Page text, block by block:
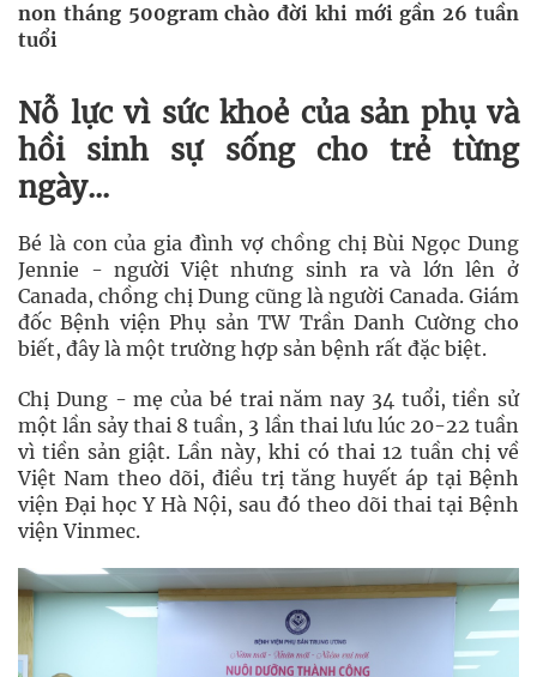
non tháng 500gram chào đời khi mới gần 26 tuần
tuổi
Nỗ lực vì sức khoẻ của sản phụ và
hồi sinh sự sống cho trẻ từng
ngày...
Bé là con của gia đình vợ chồng chị Bùi Ngọc Dung
Jennie - người Việt nhưng sinh ra và lớn lên ở
Canada, chồng chị Dung cũng là người Canada. Giám
đốc Bệnh viện Phụ sản TW Trần Danh Cường cho
biết, đây là một trường hợp sản bệnh rất đặc biệt.
Chị Dung - mẹ của bé trai năm nay 34 tuổi, tiền sử
một lần sảy thai 8 tuần, 3 lần thai lưu lúc 20-22 tuần
vì tiền sản giật. Lần này, khi có thai 12 tuần chị về
Việt Nam theo dõi, điều trị tăng huyết áp tại Bệnh
viện Đại học Y Hà Nội, sau đó theo dõi thai tại Bệnh
viện Vinmec.